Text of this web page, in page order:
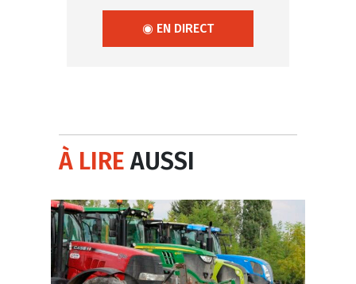
◉ EN DIRECT
À LIREAUSSI